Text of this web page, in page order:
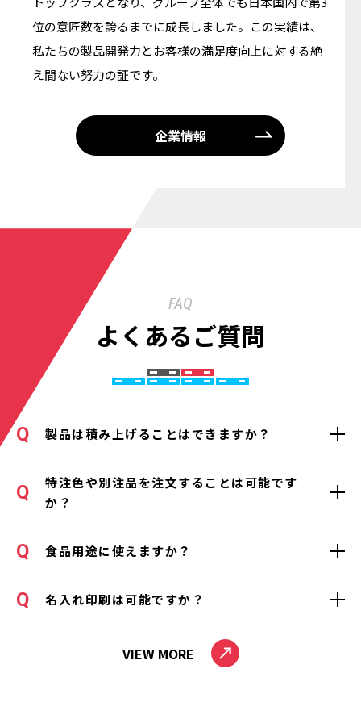
位の意匠数を誇るまでに成長しました。この実績は、
私たちの製品開発力とお客様の満足度向上に対する絶
え間ない努力の証です。
企業情報
FAQ
よくあるご質問
製品は積み上げることはできますか？
特注色や別注品を注文することは可能です
か？
食品用途に使えますか？
名入れ印刷は可能ですか？
VIEW MORE